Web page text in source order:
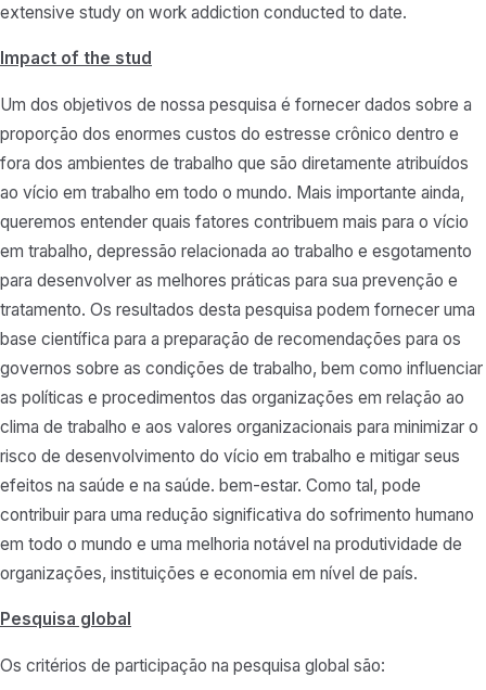
extensive study on work addiction conducted to date.
Impact of the stud
Um dos objetivos de nossa pesquisa é fornecer dados sobre a
proporção dos enormes custos do estresse crônico dentro e
fora dos ambientes de trabalho que são diretamente atribuídos
ao vício em trabalho em todo o mundo. Mais importante ainda,
queremos entender quais fatores contribuem mais para o vício
em trabalho, depressão relacionada ao trabalho e esgotamento
para desenvolver as melhores práticas para sua prevenção e
tratamento. Os resultados desta pesquisa podem fornecer uma
base científica para a preparação de recomendações para os
governos sobre as condições de trabalho, bem como influenciar
as políticas e procedimentos das organizações em relação ao
clima de trabalho e aos valores organizacionais para minimizar o
risco de desenvolvimento do vício em trabalho e mitigar seus
efeitos na saúde e na saúde. bem-estar. Como tal, pode
contribuir para uma redução significativa do sofrimento humano
em todo o mundo e uma melhoria notável na produtividade de
organizações, instituições e economia em nível de país.
Pesquisa global
Os critérios de participação na pesquisa global são: